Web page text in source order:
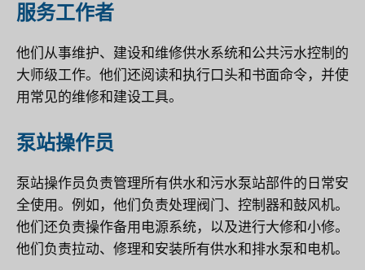
服务工作者
他们从事维护、建设和维修供水系统和公共污水控制的
大师级工作。他们还阅读和执行口头和书面命令，并使
用常见的维修和建设工具。
泵站操作员
泵站操作员负责管理所有供水和污水泵站部件的日常安
全使用。例如，他们负责处理阀门、控制器和鼓风机。
他们还负责操作备用电源系统，以及进行大修和小修。
他们负责拉动、修理和安装所有供水和排水泵和电机。